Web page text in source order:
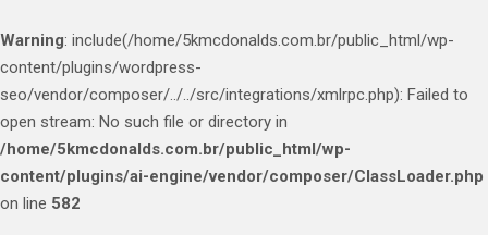
Warning: include(/home/5kmcdonalds.com.br/public_html/wp-
content/plugins/wordpress-
seo/vendor/composer/../../src/integrations/xmlrpc.php): Failed to
open stream: No such file or directory in
/home/5kmcdonalds.com.br/public_html/wp-
content/plugins/ai-engine/vendor/composer/ClassLoader.php
on line 582